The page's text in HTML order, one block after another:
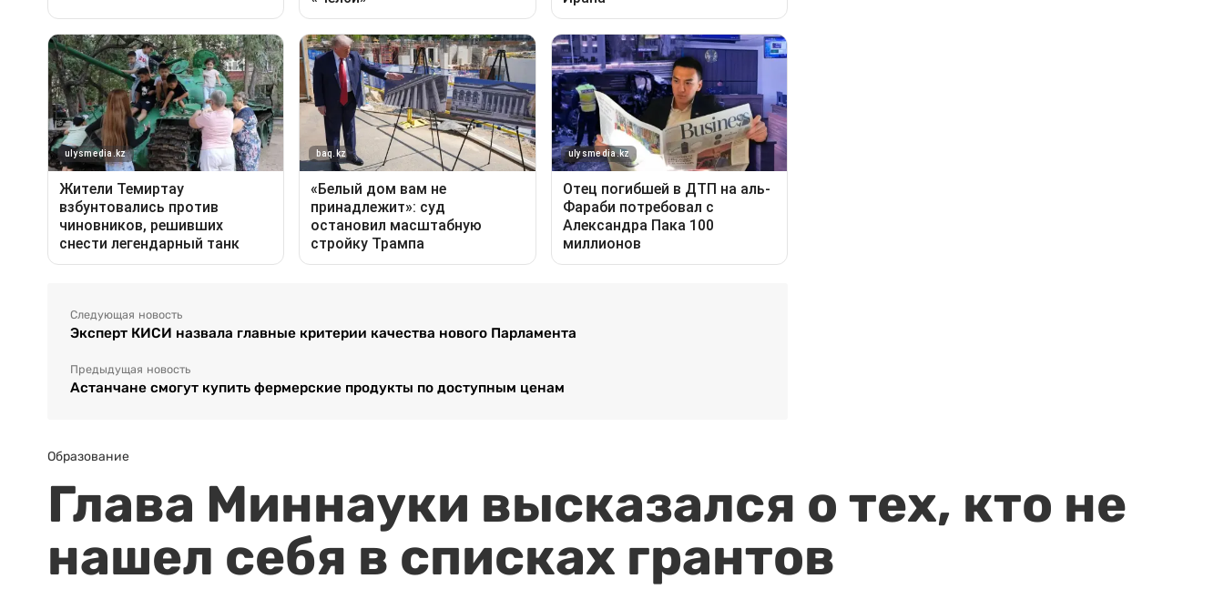
Следующая новость
Эксперт КИСИ назвала главные критерии качества нового Парламента
Предыдущая новость
Астанчане смогут купить фермерские продукты по доступным ценам
Образование
Глава Миннауки высказался о тех, кто не
нашел себя в списках грантов